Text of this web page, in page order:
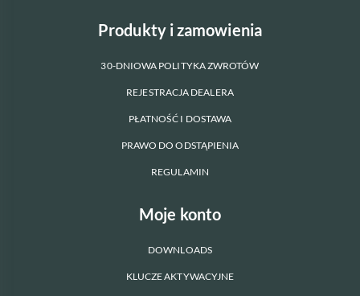
Produkty i zamowienia
30-DNIOWA POLITYKA ZWROTÓW
REJESTRACJA DEALERA
PŁATNOŚĆ I DOSTAWA
PRAWO DO ODSTĄPIENIA
REGULAMIN
Moje konto
DOWNLOADS
KLUCZE AKTYWACYJNE